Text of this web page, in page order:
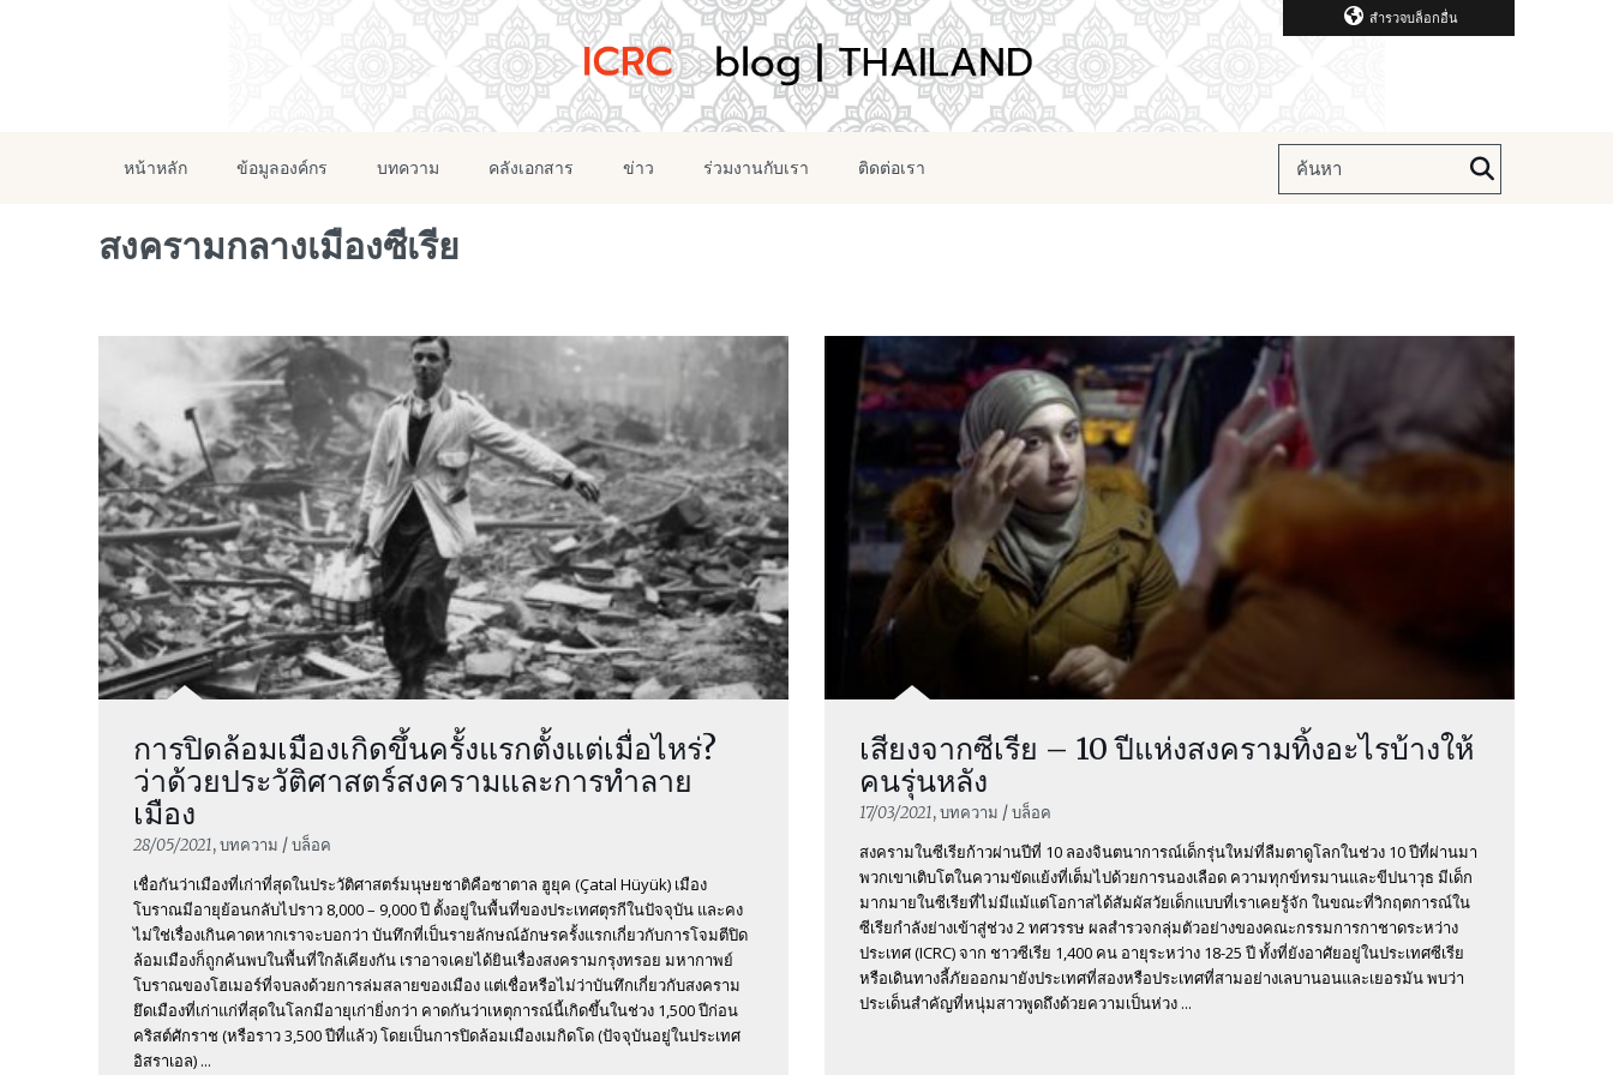
สำรวจบล็อกอื่น
หน้าหลัก ข้อมูลองค์กร บทความ คลังเอกสาร ข่าว ร่วมงานกับเรา ติดต่อเรา
สงครามกลางเมืองซีเรีย
การปิดล้อมเมืองเกิดขึ้นครั้งแรกตั้งแต่เมื่อไหร่?
ว่าด้วยประวัติศาสตร์สงครามและการทำลาย
เมือง
28/05/2021, บทความ / บล็อค
เชื่อกันว่าเมืองที่เก่าที่สุดในประวัติศาสตร์มนุษยชาติคือซาตาล ฮูยุค (Çatal Hüyük) เมือง
โบราณมีอายุย้อนกลับไปราว 8,000 – 9,000 ปี ตั้งอยู่ในพื้นที่ของประเทศตุรกีในปัจจุบัน และคง
ไม่ใช่เรื่องเกินคาดหากเราจะบอกว่า บันทึกที่เป็นรายลักษณ์อักษรครั้งแรกเกี่ยวกับการโจมตีปิด
ล้อมเมืองก็ถูกค้นพบในพื้นที่ใกล้เคียงกัน เราอาจเคยได้ยินเรื่องสงครามกรุงทรอย มหากาพย์
โบราณของโฮเมอร์ที่จบลงด้วยการล่มสลายของเมือง แต่เชื่อหรือไม่ว่าบันทึกเกี่ยวกับสงคราม
ยึดเมืองที่เก่าแก่ที่สุดในโลกมีอายุเก่ายิ่งกว่า คาดกันว่าเหตุการณ์นี้เกิดขึ้นในช่วง 1,500 ปีก่อน
คริสต์ศักราช (หรือราว 3,500 ปีที่แล้ว) โดยเป็นการปิดล้อมเมืองเมกิดโด (ปัจจุบันอยู่ในประเทศ
อิสราเอล) ...
เสียงจากซีเรีย – 10 ปีแห่งสงครามทิ้งอะไรบ้างให้
คนรุ่นหลัง
17/03/2021, บทความ / บล็อค
สงครามในซีเรียก้าวผ่านปีที่ 10 ลองจินตนาการณ์เด็กรุ่นใหม่ที่ลืมตาดูโลกในช่วง 10 ปีที่ผ่านมา
พวกเขาเติบโตในความขัดแย้งที่เต็มไปด้วยการนองเลือด ความทุกข์ทรมานและขีปนาวุธ มีเด็ก
มากมายในซีเรียที่ไม่มีแม้แต่โอกาสได้สัมผัสวัยเด็กแบบที่เราเคยรู้จัก ในขณะที่วิกฤตการณ์ใน
ซีเรียกำลังย่างเข้าสู่ช่วง 2 ทศวรรษ ผลสำรวจกลุ่มตัวอย่างของคณะกรรมการกาชาดระหว่าง
ประเทศ (ICRC) จาก ชาวซีเรีย 1,400 คน อายุระหว่าง 18-25 ปี ทั้งที่ยังอาศัยอยู่ในประเทศซีเรีย
หรือเดินทางลี้ภัยออกมายังประเทศที่สองหรือประเทศที่สามอย่างเลบานอนและเยอรมัน พบว่า
ประเด็นสำคัญที่หนุ่มสาวพูดถึงด้วยความเป็นห่วง ...